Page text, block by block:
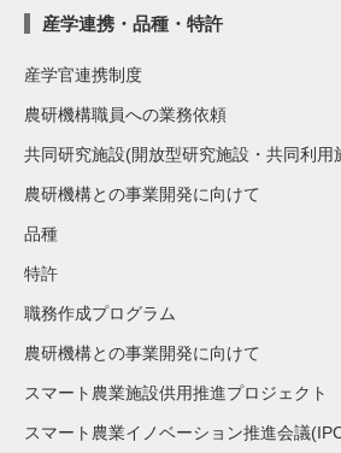
産学連携・品種・特許
産学官連携制度
農研機構職員への業務依頼
共同研究施設(開放型研究施設・共同利用
農研機構との事業開発に向けて
品種
特許
職務作成プログラム
農研機構との事業開発に向けて
スマート農業施設供用推進プロジェクト
スマート農業イノベーション推進会議